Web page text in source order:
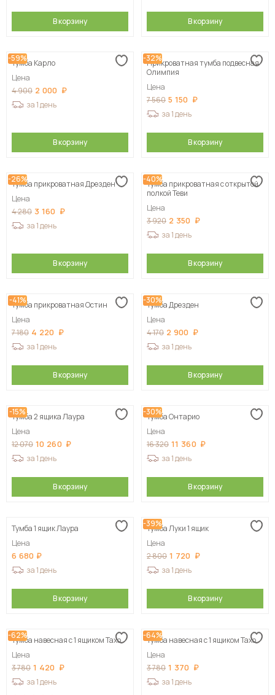
В корзину В корзину
-59%
Тумба Карло
Цена
4 900 2 000
за 1 день
В корзину
-32%
Прикроватная тумба подвесная
Олимпия
Цена
7 560 5 150
за 1 день
В корзину
-26%
Тумба прикроватная Дрезден
Цена
4 280 3 160
за 1 день
В корзину
-40%
Тумба прикроватная с открытой
полкой Теви
Цена
3 920 2 350
за 1 день
В корзину
-41%
Тумба прикроватная Остин
Цена
7 180 4 220
за 1 день
В корзину
-30%
Тумба Дрезден
Цена
4 170 2 900
за 1 день
В корзину
-15%
Тумба 2 ящика Лаура
Цена
12 070 10 260
за 1 день
В корзину
-30%
Тумба Онтарио
Цена
16 320 11 360
за 1 день
В корзину
Тумба 1 ящик Лаура
Цена
6 680
за 1 день
В корзину
-39%
Тумба Луки 1 ящик
Цена
2 800 1 720
за 1 день
В корзину
-62%
Тумба навесная с 1 ящиком Тахо
Цена
3 780 1 420
за 1 день
-64%
Тумба навесная с 1 ящиком Тахо
Цена
3 780 1 370
за 1 день